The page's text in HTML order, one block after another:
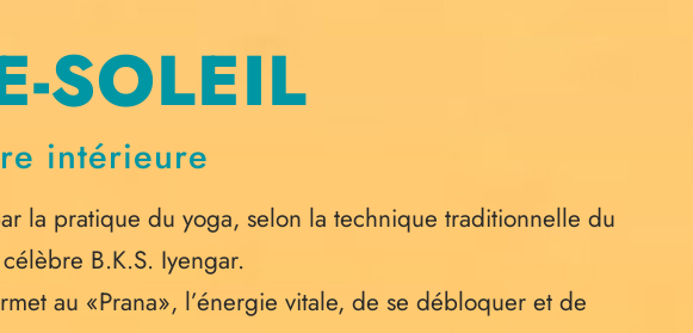
SOLEIL
intérieure
la pratique du yoga, selon la technique traditionnelle du
B.K.S. Iyengar.
au «Prana», l’énergie vitale, de se débloquer et de